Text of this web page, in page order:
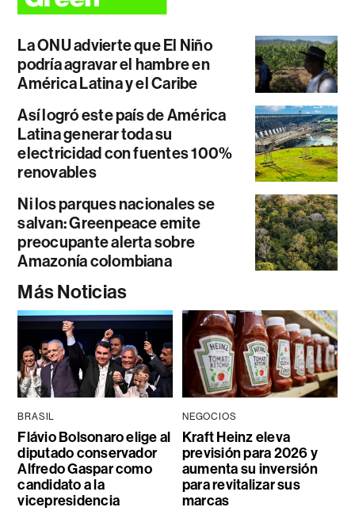
La ONU advierte que El Niño
podría agravar el hambre en
América Latina y el Caribe
Así logró este país de América
Latina generar toda su
electricidad con fuentes 100%
renovables
Ni los parques nacionales se
salvan: Greenpeace emite
preocupante alerta sobre
Amazonía colombiana
Más Noticias
BRASIL
Flávio Bolsonaro elige al
diputado conservador
Alfredo Gaspar como
candidato a la
vicepresidencia
NEGOCIOS
Kraft Heinz eleva
previsión para 2026 y
aumenta su inversión
para revitalizar sus
marcas